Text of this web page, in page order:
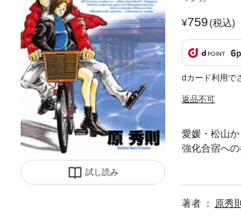
試し読み
759(税込)
6
dカード利用で
返品不可
愛媛・松山
強化合宿へ
の合宿所に
著者
原秀則